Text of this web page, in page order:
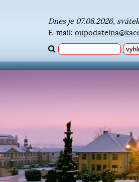
Dnes je 07.08.2026,
E-mail: